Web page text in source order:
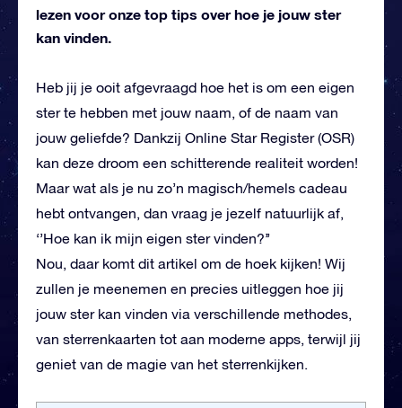
lezen voor onze top tips over hoe je jouw ster
kan vinden.
Heb jij je ooit afgevraagd hoe het is om een eigen
ster te hebben met jouw naam, of de naam van
jouw geliefde? Dankzij Online Star Register (OSR)
kan deze droom een schitterende realiteit worden!
Maar wat als je nu zo’n magisch/hemels cadeau
hebt ontvangen, dan vraag je jezelf natuurlijk af,
‘’Hoe kan ik mijn eigen ster vinden?’’
Nou, daar komt dit artikel om de hoek kijken! Wij
zullen je meenemen en precies uitleggen hoe jij
jouw ster kan vinden via verschillende methodes,
van sterrenkaarten tot aan moderne apps, terwijl jij
geniet van de magie van het sterrenkijken.